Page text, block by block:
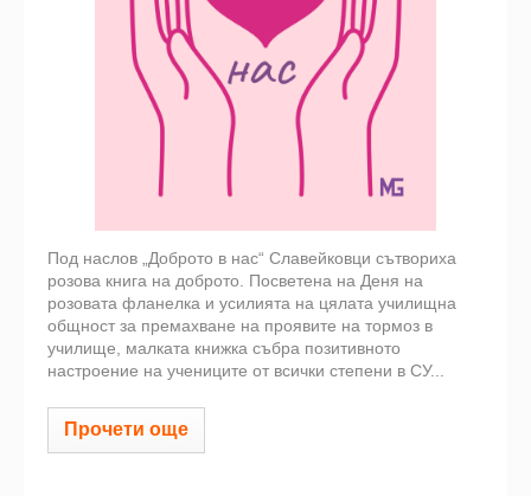
Под наслов „Доброто в нас“ Славейковци сътвориха
розова книга на доброто. Посветена на Деня на
розовата фланелка и усилията на цялата училищна
общност за премахване на проявите на тормоз в
училище, малката книжка събра позитивното
настроение на учениците от всички степени в СУ...
Прочети още